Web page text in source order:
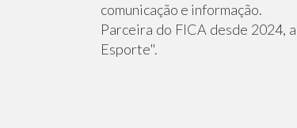
comunicação e informação.
Parceira do FICA desde 2024,
Esporte".